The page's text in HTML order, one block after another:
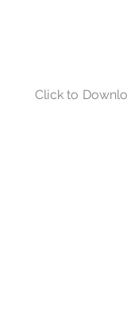
Click to